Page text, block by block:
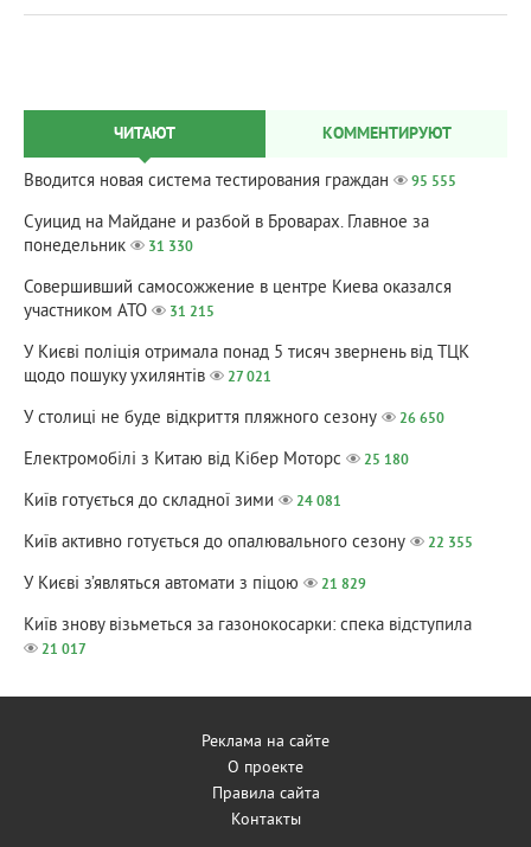
ЧИТАЮТ КОММЕНТИРУЮТ
Вводится новая система тестирования граждан 95 555
Суицид на Майдане и разбой в Броварах. Главное за
понедельник
31 330
Совершивший самосожжение в центре Киева оказался
участником АТО
31 215
У Києві поліція отримала понад 5 тисяч звернень від ТЦК
щодо пошуку ухилянтів
27 021
У столиці не буде відкриття пляжного сезону 26 650
Електромобілі з Китаю від Кібер Моторс 25 180
Київ готується до складної зими 24 081
Київ активно готується до опалювального сезону 22 355
У Києві з’являться автомати з піцою 21 829
Київ знову візьметься за газонокосарки: спека відступила
21 017
Реклама на сайте
О проекте
Правила сайта
Контакты